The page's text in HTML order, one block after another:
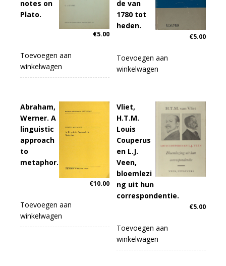
notes on
Plato.
€5.00
Toevoegen aan
winkelwagen
de van
1780 tot
heden.
€5.00
Toevoegen aan
winkelwagen
Abraham,
Werner. A
linguistic
approach
to
metaphor.
€10.00
Toevoegen aan
winkelwagen
Vliet,
H.T.M.
Louis
Couperus
en L.J.
Veen,
bloemlezi
ng uit hun
correspondentie.
€5.00
Toevoegen aan
winkelwagen